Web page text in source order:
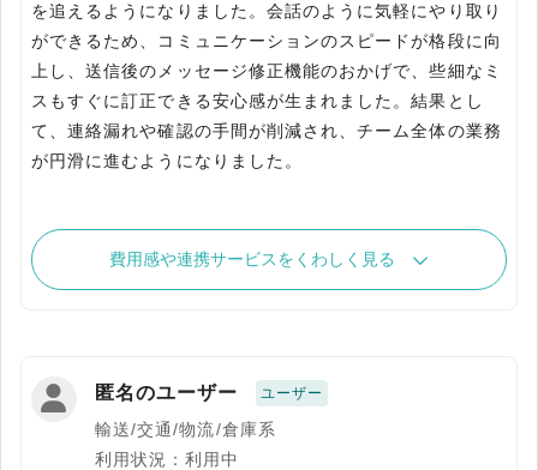
を追えるようになりました。会話のように気軽にやり取り
ができるため、コミュニケーションのスピードが格段に向
上し、送信後のメッセージ修正機能のおかげで、些細なミ
スもすぐに訂正できる安心感が生まれました。結果とし
て、連絡漏れや確認の手間が削減され、チーム全体の業務
が円滑に進むようになりました。
費用感や連携サービスをくわしく見る
匿名のユーザー ユーザー
輸送/交通/物流/倉庫系
利用状況：利用中